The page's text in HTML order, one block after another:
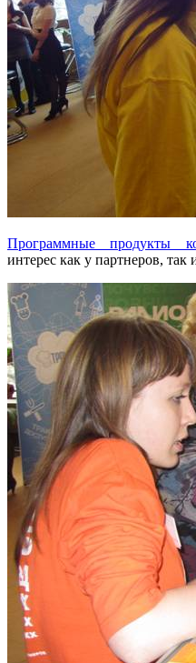
Программные продукты
интерес как у партнеров,